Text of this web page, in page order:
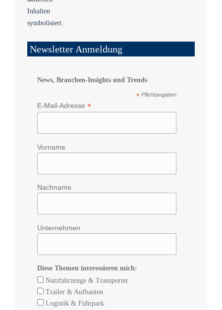
Newsletter Anmeldung
News, Branchen-Insights und Trends
* Pflichtangaben
E-Mail-Adresse *
Vorname
Nachname
Unternehmen
Diese Themen interessieren mich:
Nutzfahrzeuge & Transporter
Trailer & Aufbauten
Logistik & Fuhrpark